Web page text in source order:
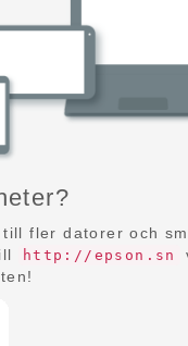
till fler datorer och
http://epson.sn